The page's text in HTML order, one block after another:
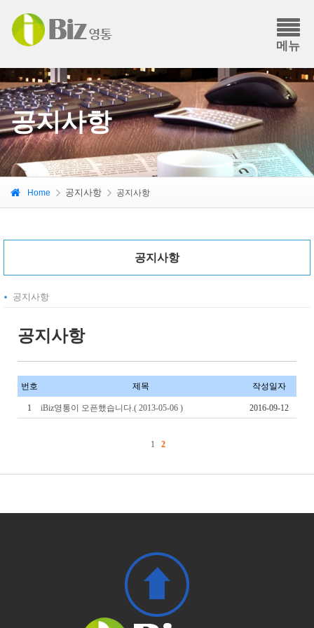
메뉴
공지사항
Home 공지사항 공지사항
공지사항
공지사항
공지사항
번호 제목 작성일자
1 iBiz영통이 오픈했습니다.( 2013-05-06 ) 2016-09-12
1 2